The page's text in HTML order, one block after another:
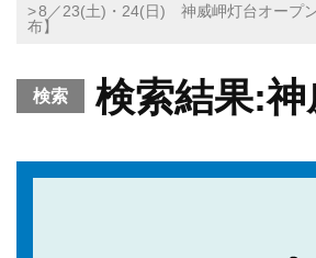
8／23(土)・24(日) 神威岬灯台オープ
布】
検索 検索結果:神